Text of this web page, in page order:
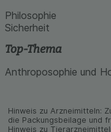
Philosophie
Sicherheit
Top-Thema
Anthroposophie und
Hinweis zu Arzneimitteln:
die Packungs­beilage und
Hinweis zu